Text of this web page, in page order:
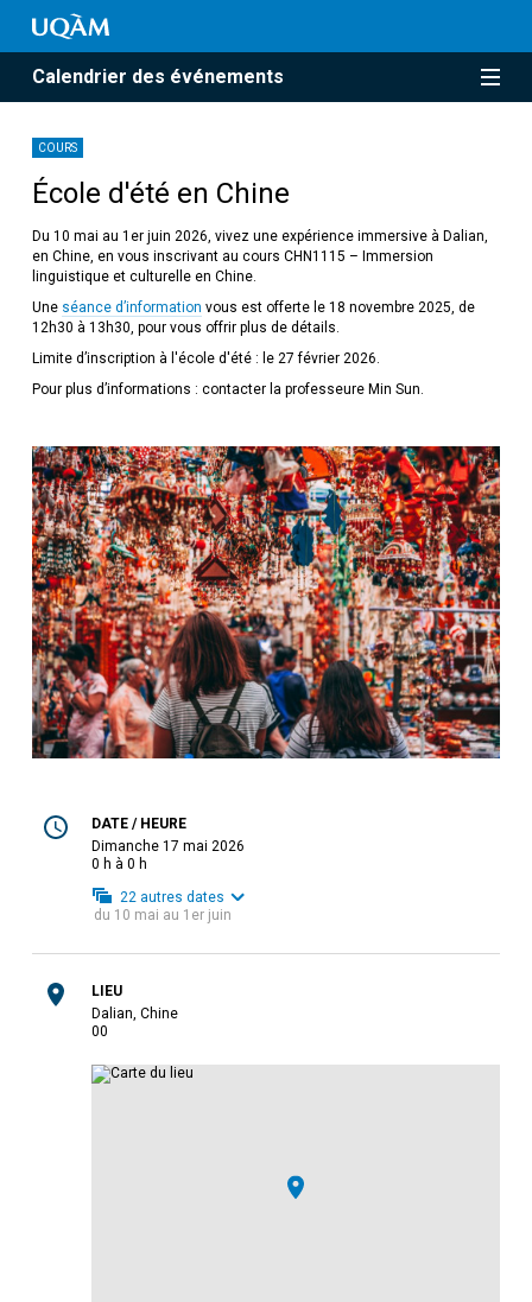
Calendrier des événements
COURS
École d'été en Chine
Du 10 mai au 1er juin 2026, vivez une expérience immersive à Dalian,
en Chine, en vous inscrivant au cours CHN1115 – Immersion
linguistique et culturelle en Chine.
Une séance d’information vous est offerte le 18 novembre 2025, de
12h30 à 13h30, pour vous offrir plus de détails.
Limite d’inscription à l'école d'été : le 27 février 2026.
Pour plus d’informations : contacter la professeure Min Sun.
DATE / HEURE
dimanche 17 mai 2026
0 h à 0 h
22 autres dates
du 10 mai au 1er juin
LIEU
Dalian, Chine
00